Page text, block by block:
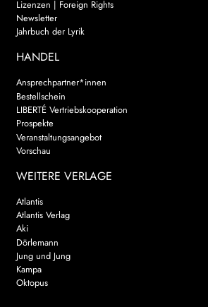
Lizenzen | Foreign Rights
Newsletter
Jahrbuch der Lyrik
HANDEL
Ansprechpartner*innen
Bestellschein
LIBERTÉ Vertriebskooperation
Prospekte
Veranstaltungsangebot
Vorschau
WEITERE VERLAGE
Atlantis
Atlantis Verlag
Aki
Dörlemann
Jung und Jung
Kampa
Oktopus